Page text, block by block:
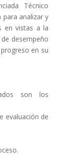
Técnico
analizar y
en vistas a la
desempeño
en su
son los
evaluación de